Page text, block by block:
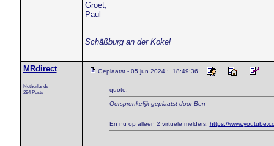
Groet,
Paul
Schäßburg an der Kokel
MRdirect
Netherlands
294 Posts
Geplaatst - 05 jun 2024 : 18:49:36
quote:
Oorspronkelijk geplaatst door Ben
En nu op alleen 2 virtuele melders: https://